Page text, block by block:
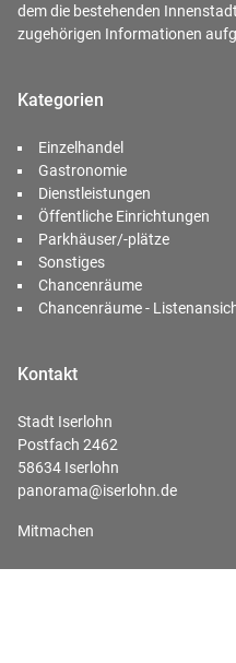
dem die bestehenden
zugehörigen Informationen
Kategorien
Einzelhandel
Gastronomie
Dienstleistungen
Öffentliche Einrichtungen
Parkhäuser/-plätze
Sonstiges
Chancenräume
Chancenräume -
Kontakt
Stadt Iserlohn
Postfach 2462
58634 Iserlohn
panorama@iserlohn.de
Mitmachen